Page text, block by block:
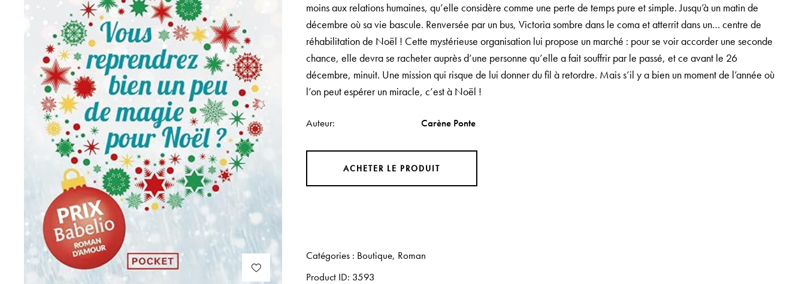
moins aux relations humaines, qu’elle considère comme une perte de temps pure et simple. Jusqu’à un matin de
décembre où sa vie bascule. Renversée par un bus, Victoria sombre dans le coma et atterrit dans un… centre de
réhabilitation de Noël ! Cette mystérieuse organisation lui propose un marché : pour se voir accorder une seconde
chance, elle devra se racheter auprès d’une personne qu’elle a fait souffrir par le passé, et ce avant le 26
décembre, minuit. Une mission qui risque de lui donner du fil à retordre. Mais s’il y a bien un moment de l’année où
l’on peut espérer un miracle, c’est à Noël !
Auteur Carène Ponte
ACHETER LE PRODUIT
Catégories : Boutique, Roman
Product ID: 3593